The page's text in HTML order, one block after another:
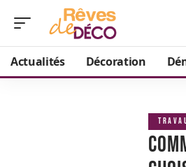
Actualités Décoration